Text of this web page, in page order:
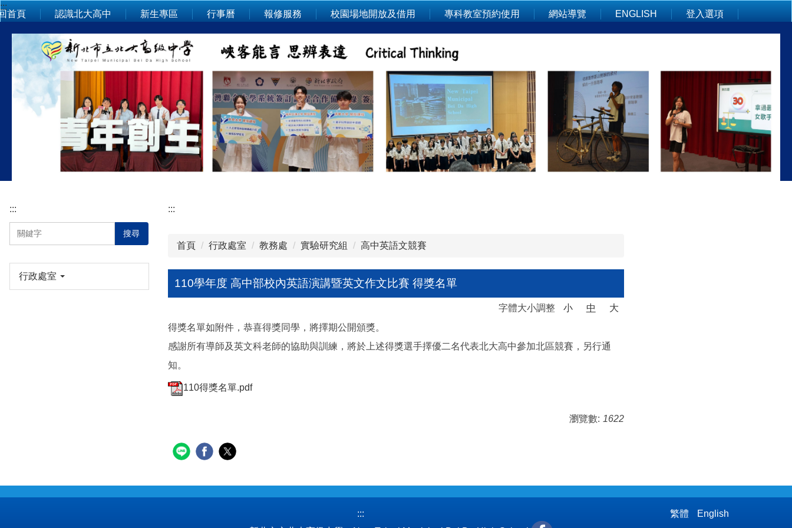
跳
到
主
內
容
:::
首頁 認識北大高中 新生專區 行事曆 報修服務 校園場地開放及借用 專科教室預約使用 網站導覽 ENGLISH 登入選項
:::
搜尋
行政處室
:::
首頁 行政處室 教務處 實驗研究組 高中英語文競賽
110學年度 高中部校內英語演講暨英文作文比賽 得獎名單
字體大小調整 小 中
大
得獎名單如附件，恭喜得獎同學，將擇期公開頒獎。
感謝所有導師及英文科老師的協助與訓練，將於上述得獎選手擇優二名代表北大高中參加北區競賽，另行通
知。
110得獎名單.pdf
瀏覽數: 1622
繁體 English
:::